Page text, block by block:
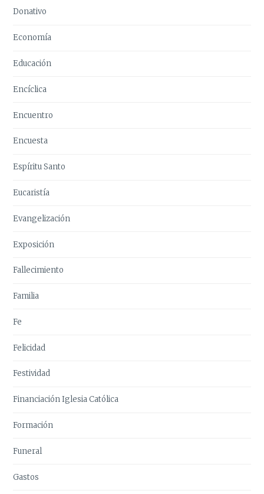
Donativo
Economía
Educación
Encíclica
Encuentro
Encuesta
Espíritu Santo
Eucaristía
Evangelización
Exposición
Fallecimiento
Familia
Fe
Felicidad
Festividad
Financiación Iglesia Católica
Formación
Funeral
Gastos